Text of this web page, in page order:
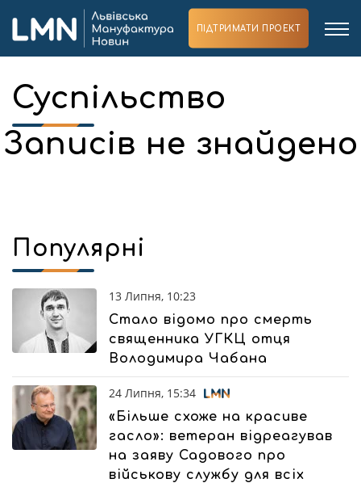
ПІДТРИМАТИ ПРОЕКТ
Суспільство
Записів не знайдено
Популярні
13 Липня, 10:23
Стало відомо про смерть
священника УГКЦ отця
Володимира Чабана
24 Липня, 15:34
«Більше схоже на красиве
гасло»: ветеран відреагував
на заяву Садового про
військову службу для всіх